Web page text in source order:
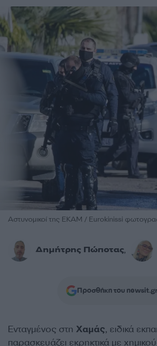
Αστυνομικοί της ΕΚΑΜ / Eurokinissi
Δημήτρης Πώποτας,
Προσθήκη του
Ενταγμένος στη Χαμάς, ειδικά
παρασκευάζει εκρηκτικά με